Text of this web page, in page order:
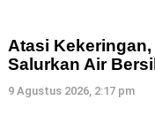
Atasi
Salurkan Air
9 Agustus 2026, 2:17 pm